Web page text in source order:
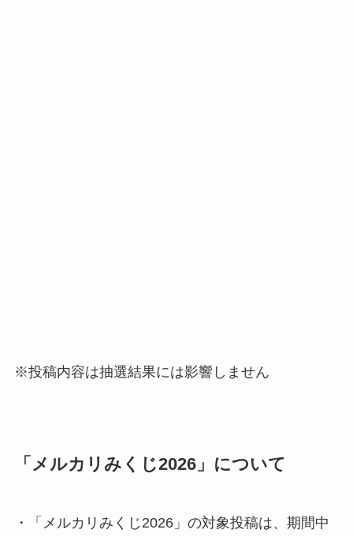
※投稿内容は抽選結果には影響しません
「メルカリみくじ2026」について
・「メルカリみくじ2026」の対象投稿は、期間中